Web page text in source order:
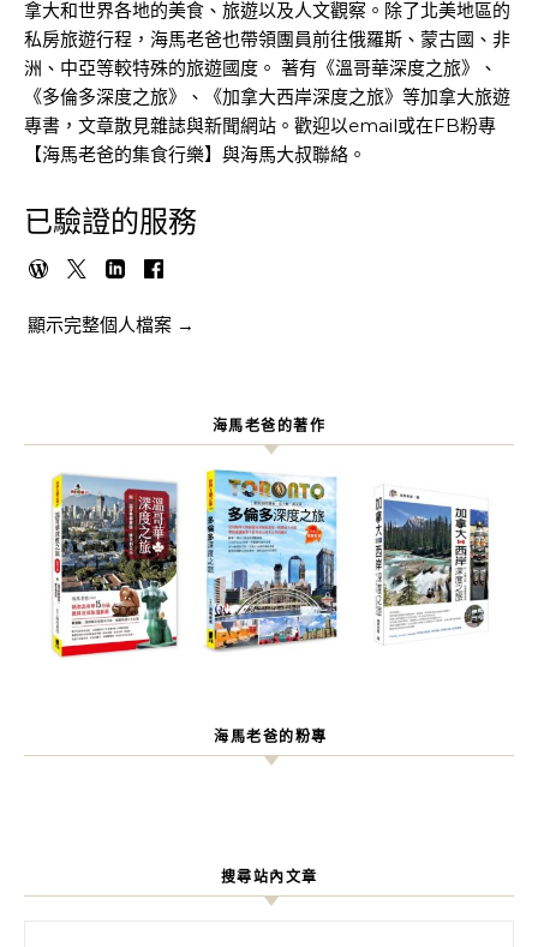
拿大和世界各地的美食、旅遊以及人文觀察。除了北美地區的
私房旅遊行程，海馬老爸也帶領團員前往俄羅斯、蒙古國、非
洲、中亞等較特殊的旅遊國度。 著有《溫哥華深度之旅》、
《多倫多深度之旅》、《加拿大西岸深度之旅》等加拿大旅遊
專書，文章散見雜誌與新聞網站。歡迎以email或在FB粉專
【海馬老爸的集食行樂】與海馬大叔聯絡。
已驗證的服務
顯示完整個人檔案 →
海馬老爸的著作
海馬老爸的粉專
搜尋站內文章